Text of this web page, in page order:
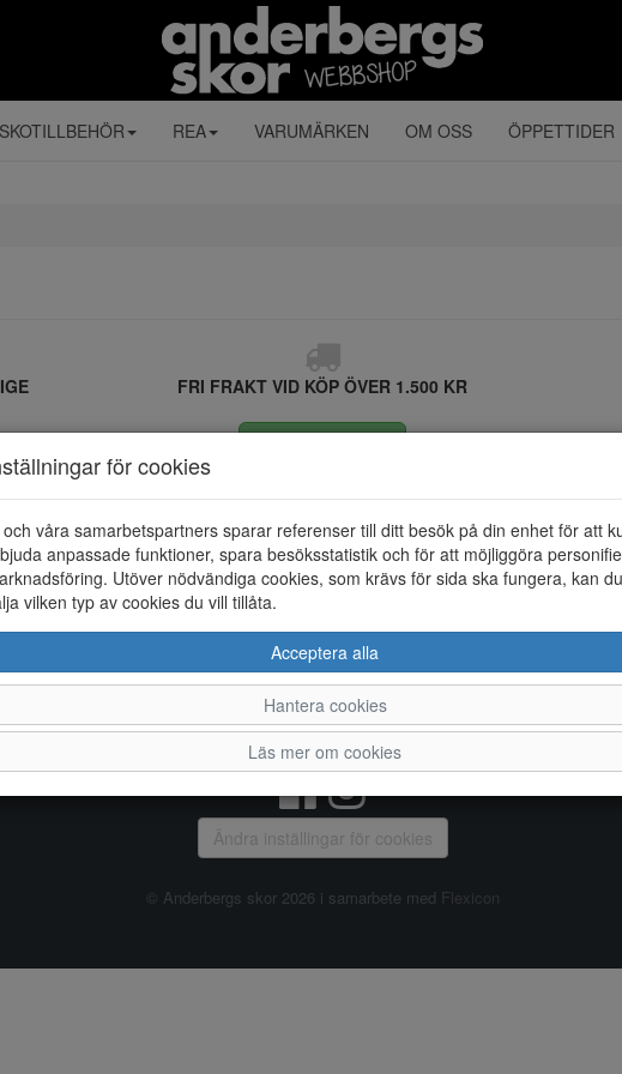
SKOTILLBEHÖR REA VARUMÄRKEN OM OSS ÖPPETTIDER
FRI FRAKT VID KÖP ÖVER 1.500 KR
för cookies
och våra samarbetspartners sparar referenser till ditt besök på din enhet för att
anpassade funktioner, spara besöksstatistik och för att möjliggöra
Utöver nödvändiga cookies, som krävs för sida ska fungera, kan
vilken typ av cookies du vill tillåta.
Acceptera alla
Hantera cookies
Läs mer om cookies
Allmänt
Om oss
Öppettider
432
Ändra inställingar för cookies
© Anderbergs skor 2026 i samarbete med Flexicon